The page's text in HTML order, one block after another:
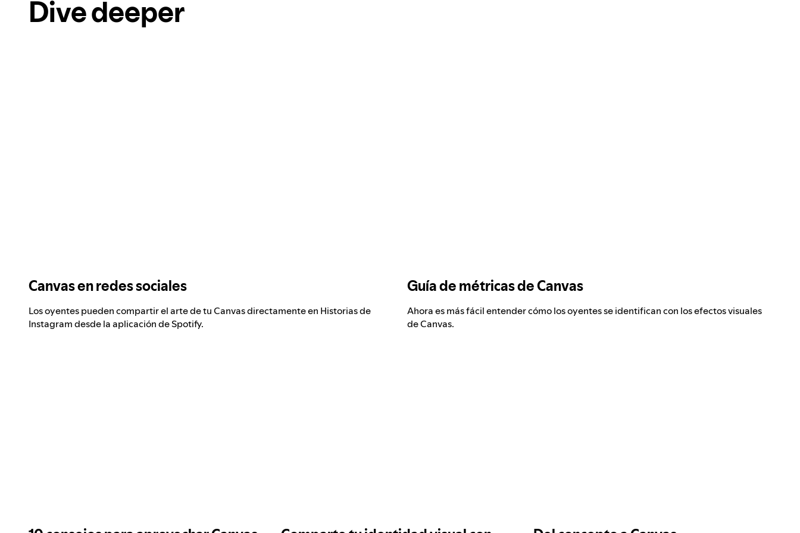
Dive deeper
Canvas en redes sociales
Los oyentes pueden compartir el arte de tu Canvas directamente en Historias de
Instagram desde la aplicación de Spotify.
Guía de métricas de Canvas
Ahora es más fácil entender cómo los oyentes se identifican con los efectos visuales
de Canvas.